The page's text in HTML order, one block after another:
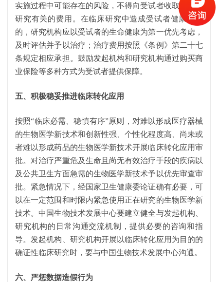
实施过程中可能存在的风险，不得向受试者收取与临床
研究有关的费用。在临床研究中造成受试者健康损害
的，研究机构应以受试者的生命健康为第一优先考虑，
及时评估并予以治疗；治疗费用按照《条例》第二十七
条规定相应承担。鼓励发起机构和研究机构通过购买商
业保险等多种方式为受试者提供保障。
五、积极稳妥推进临床转化应用
按照“临床必需、稳慎有序”原则，对难以形成医疗器械
的生物医学新技术和创新性强、个性化程度高、尚未或
者难以形成药品的生物医学新技术开展临床转化应用审
批。对治疗严重危及生命且尚无有效治疗手段的疾病以
及公共卫生方面急需的生物医学新技术予以优先审查审
批。紧急情况下，经国家卫生健康委论证确有必要，可
以在一定范围和时限内紧急使用正在研究的生物医学新
技术。中国生物技术发展中心要建立健全与发起机构、
研究机构的日常沟通交流机制，提供必要的咨询和指
导。发起机构、研究机构开展以临床转化应用为目的的
确证性临床研究时，要与中国生物技术发展中心沟通。
六、严惩数据造假行为